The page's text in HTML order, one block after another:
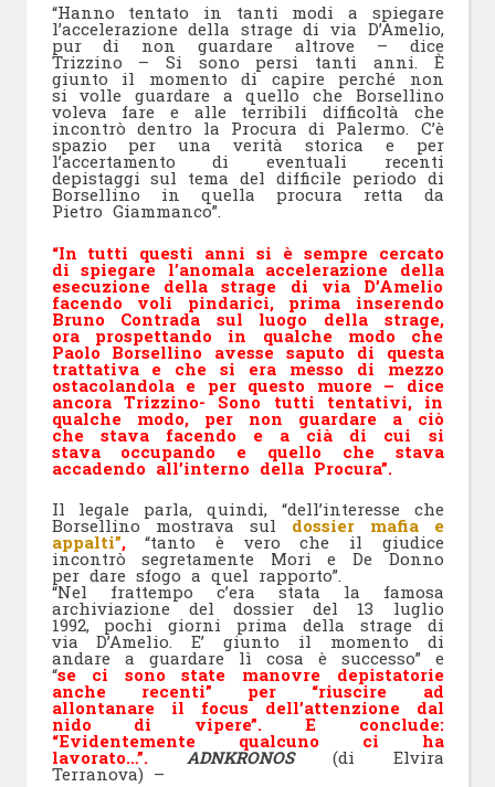
“Hanno tentato in tanti modi a spiegare
l’accelerazione della strage di via D’Amelio,
pur di non guardare altrove – dice
Trizzino – Si sono persi tanti anni. È
giunto il momento di capire perché non
si volle guardare a quello che Borsellino
voleva fare e alle terribili difficoltà che
incontrò dentro la Procura di Palermo. C’è
spazio per una verità storica e per
l’accertamento di eventuali recenti
depistaggi sul tema del difficile periodo di
Borsellino in quella procura retta da
Pietro Giammanco”.
“In tutti questi anni si è sempre cercato
di spiegare l’anomala accelerazione della
esecuzione della strage di via D’Amelio
facendo voli pindarici, prima inserendo
Bruno Contrada sul luogo della strage,
ora prospettando in qualche modo che
Paolo Borsellino avesse saputo di questa
trattativa e che si era messo di mezzo
ostacolandola e per questo muore – dice
ancora Trizzino- Sono tutti tentativi, in
qualche modo, per non guardare a ciò
che stava facendo e a cià di cui si
stava occupando e quello che stava
accadendo all’interno della Procura”.
Il legale parla, quindi, “dell’interesse che
Borsellino mostrava sul dossier mafia e
appalti”,“tanto è vero che il giudice
incontrò segretamente Mori e De Donno
per dare sfogo a quel rapporto”.
“Nel frattempo c’era stata la famosa
archiviazione del dossier del 13 luglio
1992, pochi giorni prima della strage di
via D’Amelio. E’ giunto il momento di
andare a guardare lì cosa è successo” e
“se ci sono state manovre depistatorie
anche recenti” per “riuscire ad
allontanare il focus dell’attenzione dal
nido di vipere”. E conclude:
“Evidentemente qualcuno ci ha
lavorato…”. ADNKRONOS(di Elvira
Terranova) –